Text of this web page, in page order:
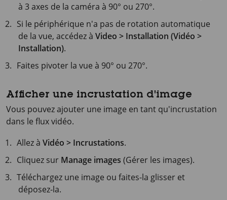
à 3 axes de la caméra à 90° ou 270°.
Si le périphérique n'a pas de rotation automatique
de la vue, accédez à Video > Installation (Vidéo >
Installation).
Faites pivoter la vue à 90° ou 270°.
Afficher une incrustation d'image
Vous pouvez ajouter une image en tant qu'incrustation
dans le flux vidéo.
Allez àVidéo > Incrustations.
Cliquez sur Manage images (Gérer les images).
Téléchargez une image ou faites-la glisser et
déposez-la.